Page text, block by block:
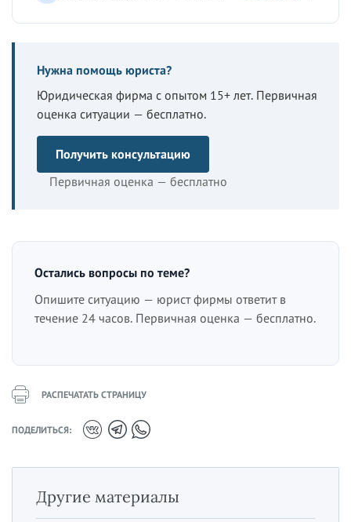
Нужна помощь юриста?
Юридическая фирма с опытом 15+ лет. Первичная
оценка ситуации — бесплатно.
Получить консультацию
Первичная оценка — бесплатно
Остались вопросы по теме?
Опишите ситуацию — юрист фирмы ответит в
течение 24 часов. Первичная оценка — бесплатно.
РАСПЕЧАТАТЬ СТРАНИЦУ
ПОДЕЛИТЬСЯ:
Другие материалы